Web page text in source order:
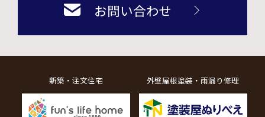
お問い合わせ
新築・注文住宅 外壁屋根塗装・雨漏り修理